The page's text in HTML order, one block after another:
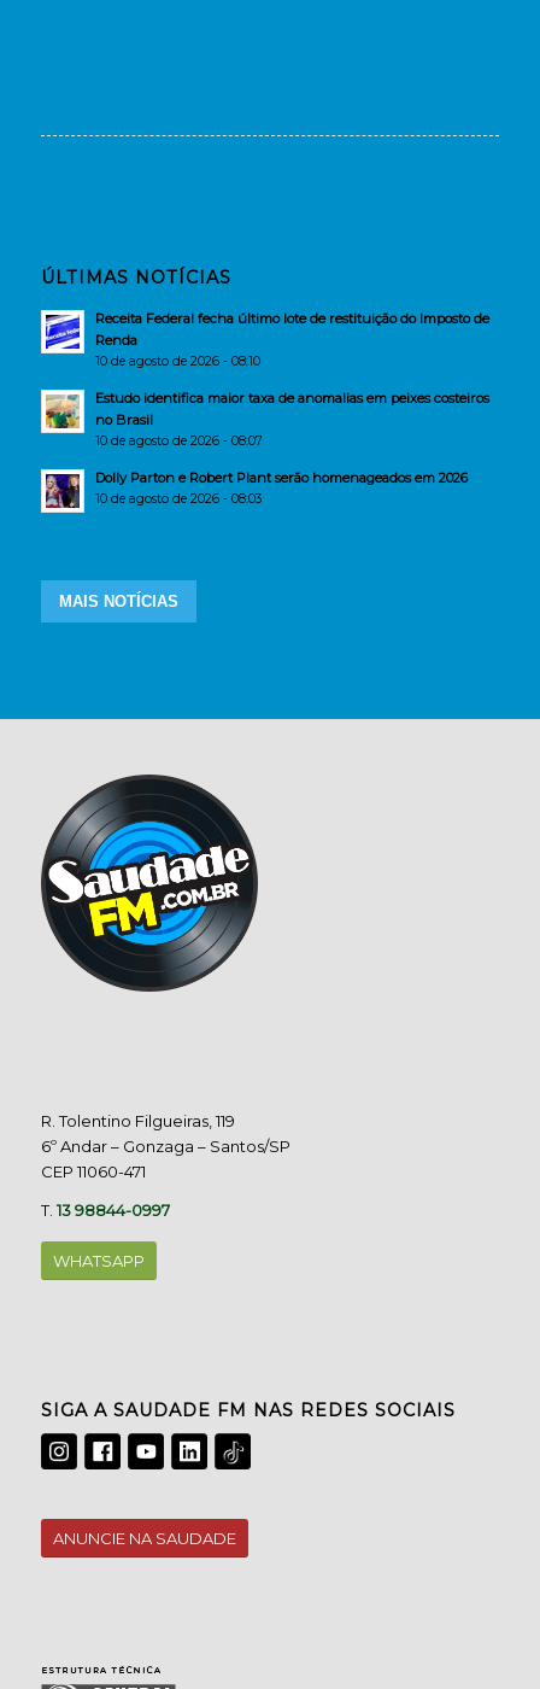
ÚLTIMAS NOTÍCIAS
Receita Federal fecha último lote de restituição do Imposto de
Renda
10 de agosto de 2026 - 08:10
Estudo identifica maior taxa de anomalias em peixes costeiros
no Brasil
10 de agosto de 2026 - 08:07
Dolly Parton e Robert Plant serão homenageados em 2026
10 de agosto de 2026 - 08:03
MAIS NOTÍCIAS
R. Tolentino Filgueiras, 119
6º Andar – Gonzaga – Santos/SP
CEP 11060-471
T.13 98844-0997
WHATSAPP
SIGA A SAUDADE FM NAS REDES SOCIAIS
ANUNCIE NA SAUDADE